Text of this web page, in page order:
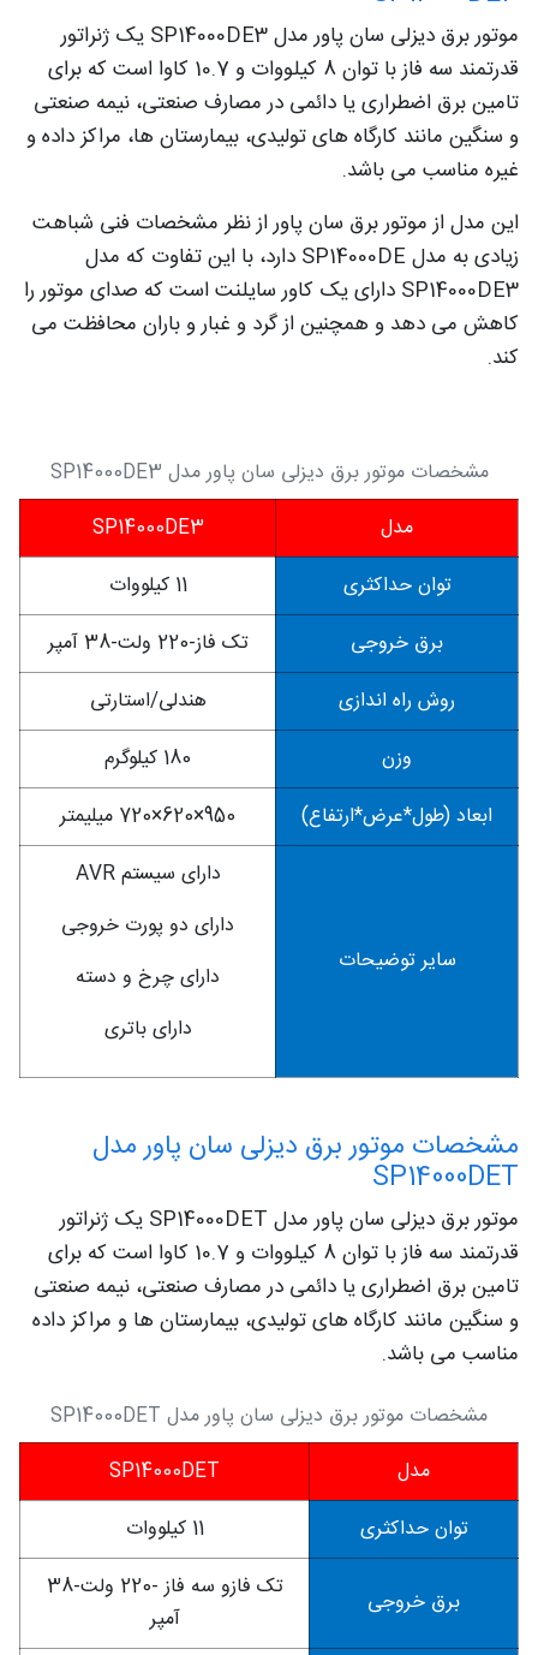
موتور برق دیزلی سان پاور مدل SP14000DE3 یک ژنراتور
قدرتمند سه فاز با توان 8 کیلووات و 10.7 کاوا است که برای
تامین برق اضطراری یا دائمی در مصارف صنعتی، نیمه صنعتی
و سنگین مانند کارگاه های تولیدی، بیمارستان ها، مراکز داده و
غیره مناسب می باشد.
این مدل از موتور برق سان پاور از نظر مشخصات فنی شباهت
زیادی به مدل SP14000DE دارد، با این تفاوت که مدل
SP14000DE3 دارای یک کاور سایلنت است که صدای موتور را
کاهش می دهد و همچنین از گرد و غبار و باران محافظت می
کند.
مشخصات موتور برق دیزلی سان پاور مدل SP14000DE3
مدل
SP14000DE3
توان حداکثری
11 کیلووات
برق خروجی
تک فاز-220 ولت-38 آمپر
روش راه اندازی
هندلی/استارتی
وزن
180 کیلوگرم
ابعاد (طول*عرض*ارتفاع)
950×620×720 میلیمتر
سایر توضیحات
دارای سیستم AVR
دارای دو پورت خروجی
دارای چرخ و دسته
دارای باتری
مشخصات موتور برق دیزلی سان پاور مدل
SP14000DET
موتور برق دیزلی سان پاور مدل SP14000DET یک ژنراتور
قدرتمند سه فاز با توان 8 کیلووات و 10.7 کاوا است که برای
تامین برق اضطراری یا دائمی در مصارف صنعتی، نیمه صنعتی
و سنگین مانند کارگاه های تولیدی، بیمارستان ها و مراکز داده
مناسب می باشد.
مشخصات موتور برق دیزلی سان پاور مدل SP14000DET
مدل
SP14000DET
توان حداکثری
11 کیلووات
برق خروجی
تک فازو سه فاز -220 ولت-38
آمپر